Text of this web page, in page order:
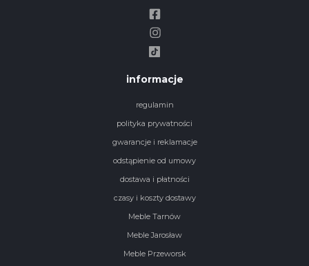
informacje
regulamin
polityka prywatności
gwarancje i reklamacje
odstąpienie od umowy
dostawa i płatności
czasy i koszty dostawy
Meble Tarnów
Meble Jarosław
Meble Przeworsk